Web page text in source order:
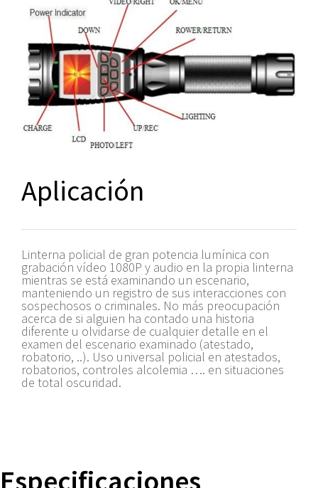
Aplicación
Linterna policial de gran potencia lumínica con
grabación vídeo 1080P y audio en la propia linterna
mientras se está examinando un escenario,
manteniendo un registro de sus interacciones con
sospechosos o criminales. No más preocupación
acerca de si alguien ha contado una historia
diferente u olvidarse de cualquier detalle en el
examen del escenario examinado (atestado,
robatorio, ..). Uso universal policial en atestados,
robatorios, controles alcolemia …. en situaciones
de total oscuridad.